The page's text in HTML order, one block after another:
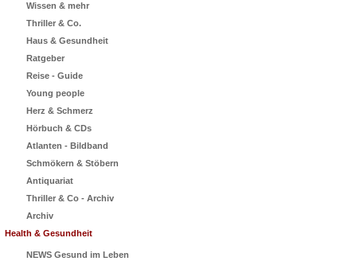
Wissen & mehr
Thriller & Co.
Haus & Gesundheit
Ratgeber
Reise - Guide
Young people
Herz & Schmerz
Hörbuch & CDs
Atlanten - Bildband
Schmökern & Stöbern
Antiquariat
Thriller & Co - Archiv
Archiv
Health & Gesundheit
NEWS Gesund im Leben